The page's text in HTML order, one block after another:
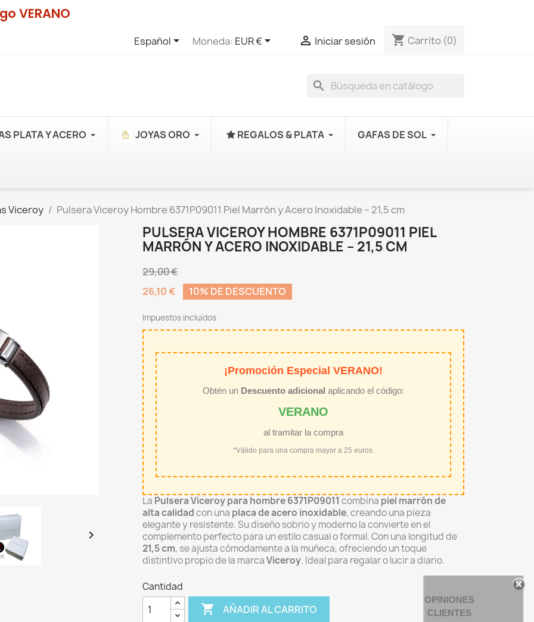
VERANO
Español Moneda: EUR €  Iniciar sesión shopping_cart Carrito (0)
search
PLATA Y ACERO JOYAS ORO REGALOS & PLATA GAFAS DE SOL
Viceroy Pulsera Viceroy Hombre 6371P09011 Piel Marrón y Acero Inoxidable – 21,5 cm

PULSERA VICEROY HOMBRE 6371P09011 PIEL
MARRÓN Y ACERO INOXIDABLE – 21,5 CM
29,00 €
26,10 €
10% DE DESCUENTO
Impuestos incluidos
¡Promoción Especial VERANO!
Obtén un Descuento adicional aplicando el código:
VERANO
al tramitar la compra
*Válido para una compra mayor a 25 euros.
La Pulsera Viceroy para hombre 6371P09011 combina piel marrón de
alta calidadcon una placa de acero inoxidable, creando una pieza
elegante y resistente. Su diseño sobrio y moderno la convierte en el
complemento perfecto para un estilo casual o formal. Con una longitud de
21,5 cm, se ajusta cómodamente a la muñeca, ofreciendo un toque
distintivo propio de la marcaViceroy. Ideal para regalar o lucir a diario.
Cantidad
 AÑADIR AL CARRITO
OPINIONES
CLIENTES